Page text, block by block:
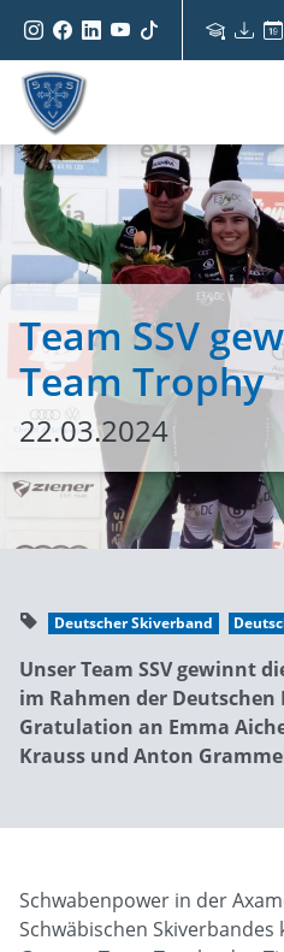
Team SSV
Team Trophy
22.03.2024
Deutscher Skiverband
Unser Team SSV gewinnt
im Rahmen der
Gratulation an Emma
Krauss und Anton
Schwabenpower in der
Schwäbischen